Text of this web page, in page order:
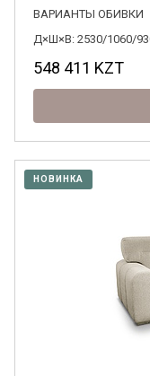
ВАРИАНТЫ ОБИВКИ
Д×Ш×В: 2530/1060/
548 411 KZT
НОВИНКА